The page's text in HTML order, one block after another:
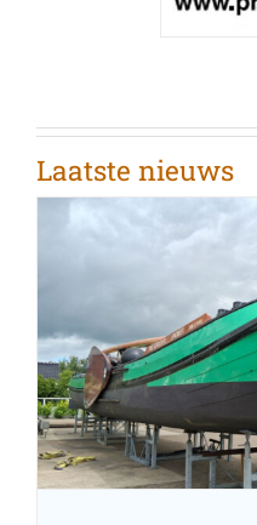
Laatste nieuws